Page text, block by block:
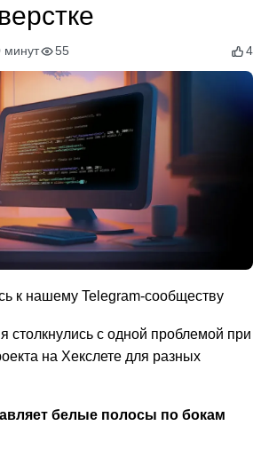
минут 55 4
к нашему Telegram-сообществу
с одной проблемой при
на Хекслете для разных
белые полосы по бокам